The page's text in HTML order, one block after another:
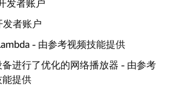
发者账户
发者账户
- 由参考视频技能提供
进行了优化的网络播放器 - 由参考
提供